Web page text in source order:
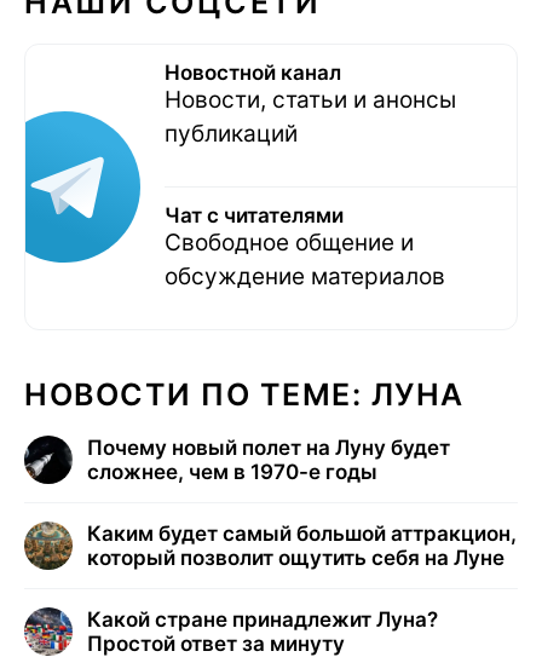
Новостной канал
Новости, статьи и анонсы
публикаций
Чат с читателями
Свободное общение и
обсуждение материалов
НОВОСТИ ПО ТЕМЕ: ЛУНА
Почему новый полет на Луну будет
сложнее, чем в 1970-е годы
Каким будет самый большой аттракцион,
который позволит ощутить себя на Луне
Какой стране принадлежит Луна?
Простой ответ за минуту